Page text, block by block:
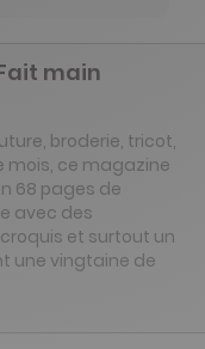
main
broderie, tricot,
mois, ce magazine
68 pages de
avec des
et surtout un
une vingtaine de